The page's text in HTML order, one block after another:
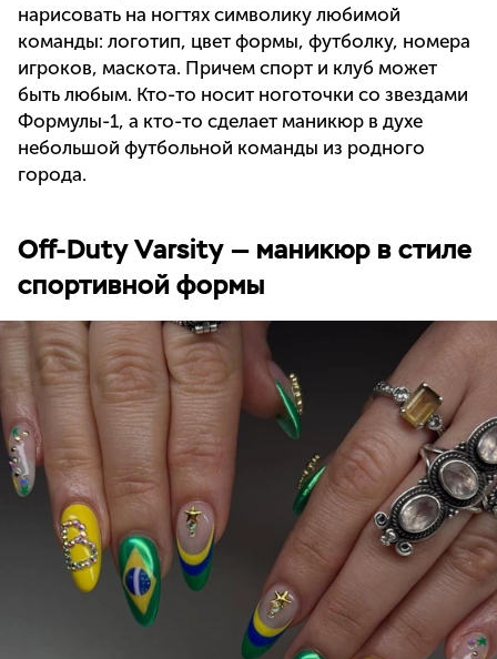
нарисовать на ногтях символику любимой
команды: логотип, цвет формы, футболку, номера
игроков, маскота. Причем спорт и клуб может
быть любым. Кто-то носит ноготочки со звездами
Формулы-1, а кто-то сделает маникюр в духе
небольшой футбольной команды из родного
города.
Off-Duty Varsity — маникюр в стиле
спортивной формы